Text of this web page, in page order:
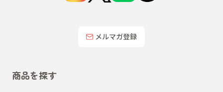
メルマガ登録
商品を探す